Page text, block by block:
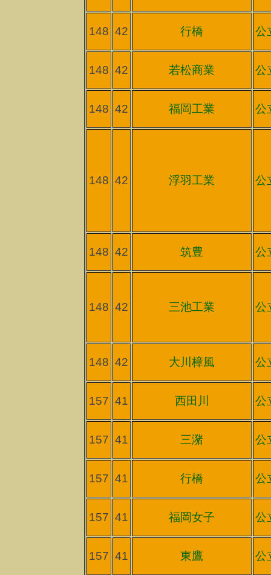
148 42 行橋 公
148 42 若松商業 公
148 42 福岡工業 公
148 42 浮羽工業 公
148 42 筑豊 公
148 42 三池工業 公
148 42 大川樟風 公
157 41 西田川 公
157 41 三潴 公
157 41 行橋 公
157 41 福岡女子 公
157 41 東鷹 公